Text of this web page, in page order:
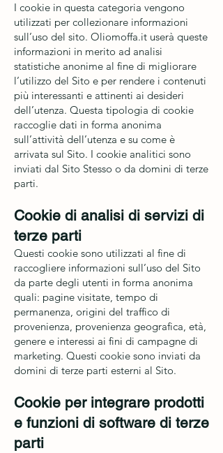
I cookie in questa categoria vengono
utilizzati per collezionare informazioni
sull’uso del sito. Oliomoffa.it userà queste
informazioni in merito ad analisi
statistiche anonime al fine di migliorare
l’utilizzo del Sito e per rendere i contenuti
più interessanti e attinenti ai desideri
dell’utenza. Questa tipologia di cookie
raccoglie dati in forma anonima
sull’attività dell’utenza e su come è
arrivata sul Sito. I cookie analitici sono
inviati dal Sito Stesso o da domini di terze
parti.
Cookie di analisi di servizi di
terze parti
Questi cookie sono utilizzati al fine di
raccogliere informazioni sull’uso del Sito
da parte degli utenti in forma anonima
quali: pagine visitate, tempo di
permanenza, origini del traffico di
provenienza, provenienza geografica, età,
genere e interessi ai fini di campagne di
marketing. Questi cookie sono inviati da
domini di terze parti esterni al Sito.
Cookie per integrare prodotti
e funzioni di software di terze
parti